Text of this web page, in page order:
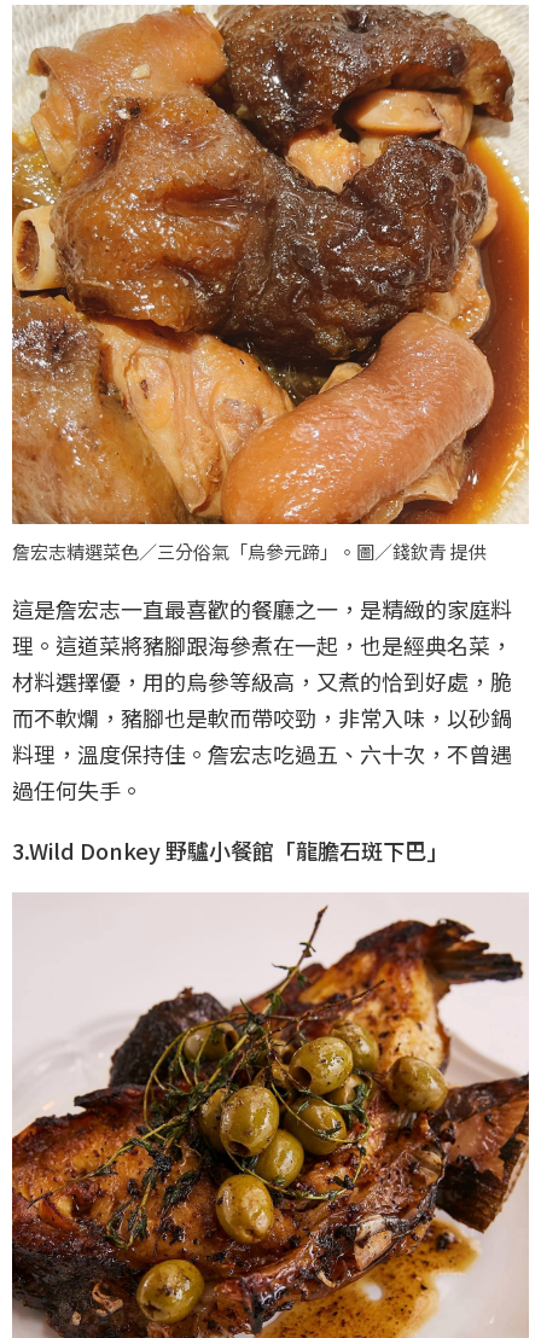
詹宏志精選菜色／三分俗氣「烏參元蹄」。圖／錢欽青 提供
這是詹宏志一直最喜歡的餐廳之一，是精緻的家庭料
理。這道菜將豬腳跟海參煮在一起，也是經典名菜，
材料選擇優，用的烏參等級高，又煮的恰到好處，脆
而不軟爛，豬腳也是軟而帶咬勁，非常入味，以砂鍋
料理，溫度保持佳。詹宏志吃過五、六十次，不曾遇
過任何失手。
3.Wild Donkey 野驢小餐館「龍膽石斑下巴」